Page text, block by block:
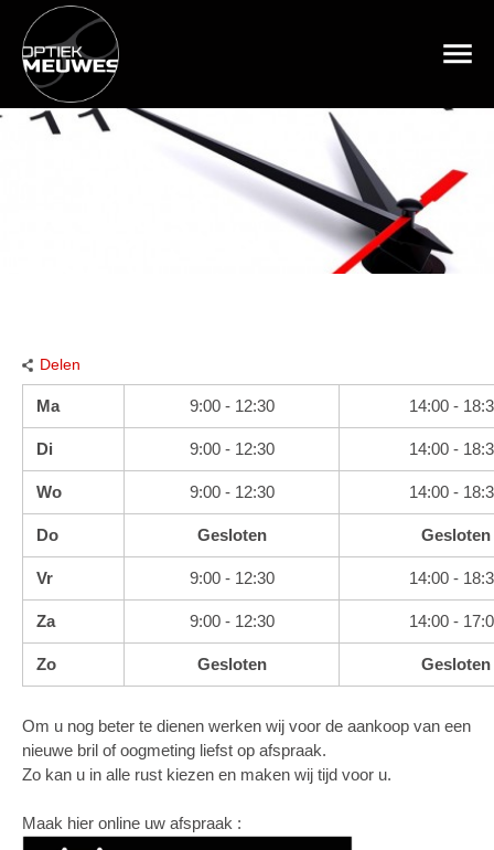
Delen
Ma 9:00 - 12:30 14:00 -
Di 9:00 - 12:30 14:00 -
Wo 9:00 - 12:30 14:00 -
Do Gesloten Gesloten
Vr 9:00 - 12:30 14:00 -
Za 9:00 - 12:30 14:00 -
Zo Gesloten Gesloten
Om u nog beter te dienen werken wij voor de aankoop van een
nieuwe bril of oogmeting liefst op afspraak.
Zo kan u in alle rust kiezen en maken wij tijd voor u.
Maak hier online uw afspraak :